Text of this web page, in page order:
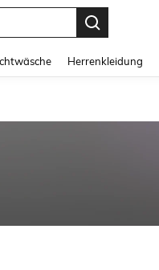
Herrenkleidung